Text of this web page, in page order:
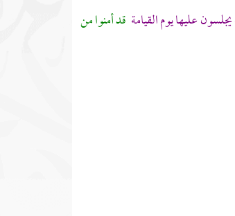
عليها يوم القيامة قد أمنوا من